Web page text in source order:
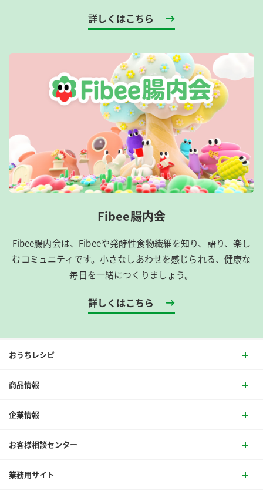
詳しくはこちら
Fibee腸内会
Fibee腸内会は、​Fibeeや発酵性食物繊維を知り、語り、楽し
むコミュニティです。​小さなしあわせを感じられる、健康な
毎日を一緒につくりましょう。
詳しくはこちら
おうちレシピ
商品情報
企業情報
お客様相談センター
業務用サイト